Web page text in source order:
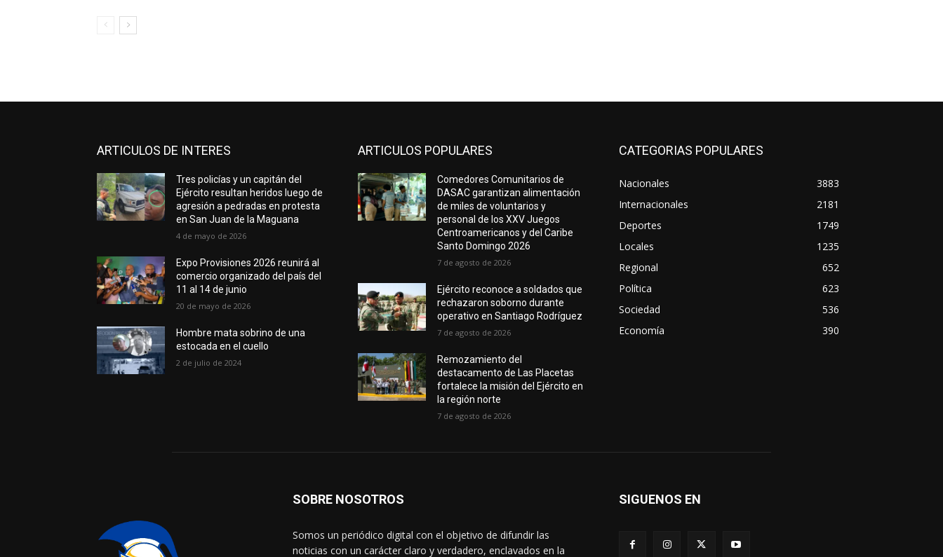
ARTICULOS DE INTERES
Tres policías y un capitán del
Ejército resultan heridos luego de
agresión a pedradas en protesta
en San Juan de la Maguana
4 de mayo de 2026
Expo Provisiones 2026 reunirá al
comercio organizado del país del
11 al 14 de junio
20 de mayo de 2026
Hombre mata sobrino de una
estocada en el cuello
2 de julio de 2024
ARTICULOS POPULARES
Comedores Comunitarios de
DASAC garantizan alimentación
de miles de voluntarios y
personal de los XXV Juegos
Centroamericanos y del Caribe
Santo Domingo 2026
7 de agosto de 2026
Ejército reconoce a soldados que
rechazaron soborno durante
operativo en Santiago Rodríguez
7 de agosto de 2026
Remozamiento del
destacamento de Las Placetas
fortalece la misión del Ejército en
la región norte
7 de agosto de 2026
CATEGORIAS POPULARES
Nacionales
3883
Internacionales
2181
Deportes
1749
Locales
1235
Regional
652
Política
623
Sociedad
536
Economía
390
SOBRE NOSOTROS
Somos un periódico digital con el objetivo de difundir las
noticias con un carácter claro y verdadero, enclavados en la
SIGUENOS EN